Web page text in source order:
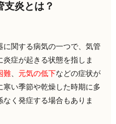
支炎とは？
に関する病気の一つで、気管
症が起きる状態を指しま
難、 元気の低下などの症状が
い季節や乾燥した時期に多
なく発症する場合もありま